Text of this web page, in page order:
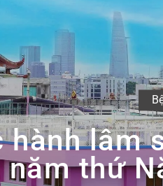
hành lâm
năm thứ